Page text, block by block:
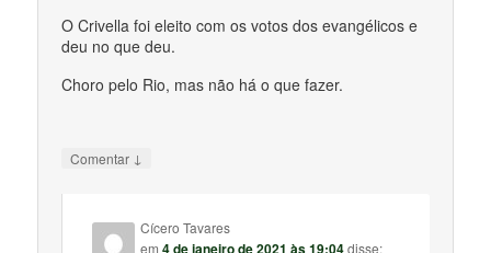
O Crivella foi eleito com os votos dos evangélicos e
deu no que deu.
Choro pelo Rio, mas não há o que fazer.
Comentar ↓
Cícero Tavares
em4 de janeiro de 2021 às 19:04disse: